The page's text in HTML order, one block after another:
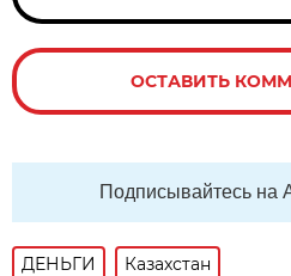
ОСТАВИТЬ
Подписывайтесь на
ДЕНЬГИ Казахстан